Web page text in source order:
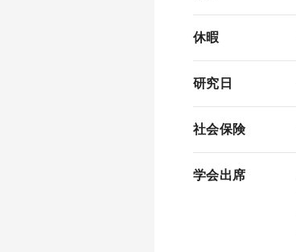
休暇
研究日
社会保険
学会出席